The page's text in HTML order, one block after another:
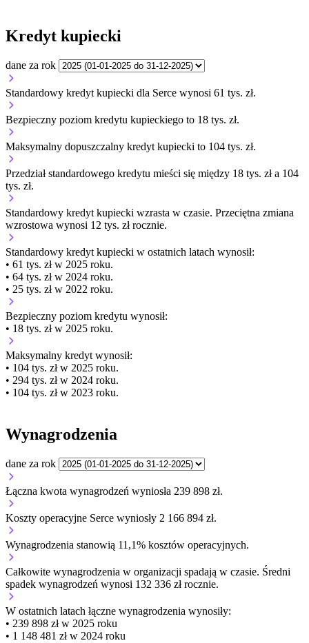
Kredyt kupiecki
dane za rok
Standardowy kredyt kupiecki dla Serce wynosi 61 tys. zł.
Bezpieczny poziom kredytu kupieckiego to 18 tys. zł.
Maksymalny dopuszczalny kredyt kupiecki to 104 tys. zł.
Przedział standardowego kredytu mieści się między 18 tys. zł a 104
tys. zł.
Standardowy kredyt kupiecki wzrasta w czasie. Przeciętna zmiana
wzrostowa wynosi 12 tys. zł rocznie.
Standardowy kredyt kupiecki w ostatnich latach wynosił:
• 61 tys. zł w 2025 roku.
• 64 tys. zł w 2024 roku.
• 25 tys. zł w 2022 roku.
Bezpieczny poziom kredytu wynosił:
• 18 tys. zł w 2025 roku.
Maksymalny kredyt wynosił:
• 104 tys. zł w 2025 roku.
• 294 tys. zł w 2024 roku.
• 104 tys. zł w 2023 roku.
Wynagrodzenia
dane za rok
Łączna kwota wynagrodzeń wyniosła 239 898 zł.
Koszty operacyjne Serce wyniosły 2 166 894 zł.
Wynagrodzenia stanowią 11,1% kosztów operacyjnych.
Całkowite wynagrodzenia w organizacji spadają w czasie. Średni
spadek wynagrodzeń wynosi 132 336 zł rocznie.
W ostatnich latach łączne wynagrodzenia wynosiły:
• 239 898 zł w 2025 roku
• 1 148 481 zł w 2024 roku